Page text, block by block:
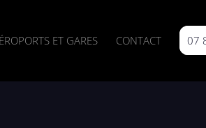
ET GARES CONTACT 07